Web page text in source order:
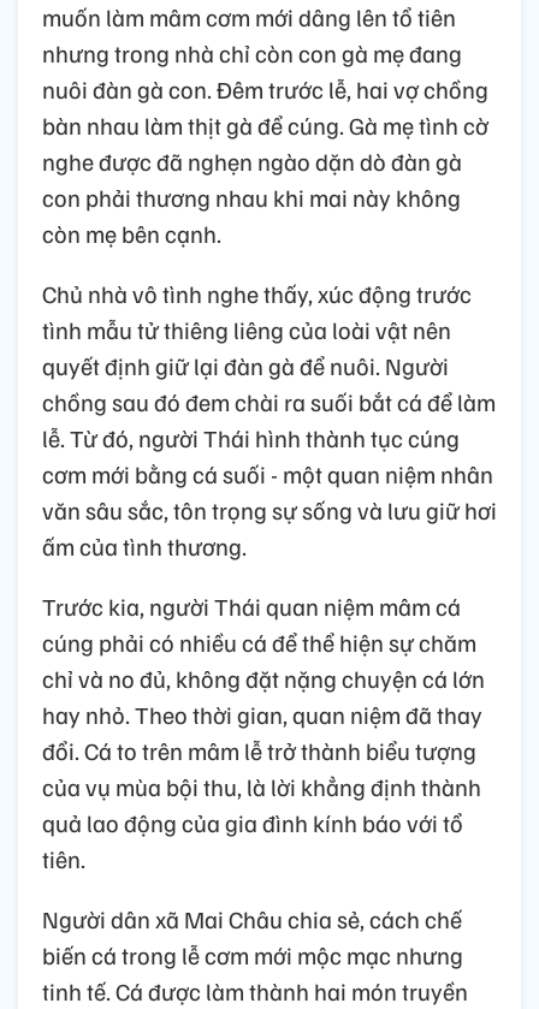
muốn làm mâm cơm mới dâng lên tổ tiên
nhưng trong nhà chỉ còn con gà mẹ đang
nuôi đàn gà con. Đêm trước lễ, hai vợ chồng
bàn nhau làm thịt gà để cúng. Gà mẹ tình cờ
nghe được đã nghẹn ngào dặn dò đàn gà
con phải thương nhau khi mai này không
còn mẹ bên cạnh.
Chủ nhà vô tình nghe thấy, xúc động trước
tình mẫu tử thiêng liêng của loài vật nên
quyết định giữ lại đàn gà để nuôi. Người
chồng sau đó đem chài ra suối bắt cá để làm
lễ. Từ đó, người Thái hình thành tục cúng
cơm mới bằng cá suối - một quan niệm nhân
văn sâu sắc, tôn trọng sự sống và lưu giữ hơi
ấm của tình thương.
Trước kia, người Thái quan niệm mâm cá
cúng phải có nhiều cá để thể hiện sự chăm
chỉ và no đủ, không đặt nặng chuyện cá lớn
hay nhỏ. Theo thời gian, quan niệm đã thay
đổi. Cá to trên mâm lễ trở thành biểu tượng
của vụ mùa bội thu, là lời khẳng định thành
quả lao động của gia đình kính báo với tổ
tiên.
Người dân xã Mai Châu chia sẻ, cách chế
biến cá trong lễ cơm mới mộc mạc nhưng
tinh tế. Cá được làm thành hai món truyền